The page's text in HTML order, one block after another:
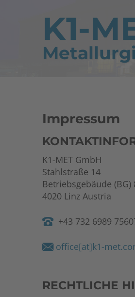
K1-
Impressum
K1-MET GmbH
Stahlstraße 14
Betriebsgebäude (BG)
4020 Linz Austria
+43 732 6989
office[at]k1-
RECHTLICHE